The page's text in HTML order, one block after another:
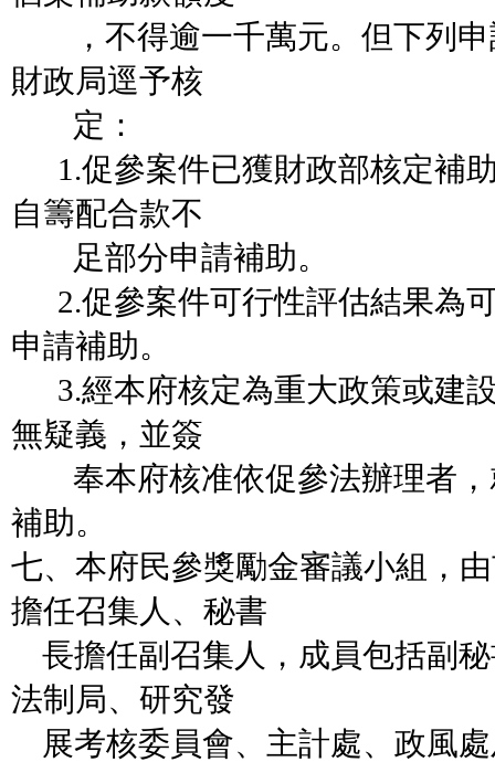
，不得逾一千萬元。但下列申
財政局逕予核
定：
1.促參案件已獲財政部核定補
自籌配合款不
足部分申請補助。
2.促參案件可行性評估結果為
申請補助。
3.經本府核定為重大政策或建
無疑義，並簽
奉本府核准依促參法辦理者，
補助。
七、本府民參獎勵金審議小組，
擔任召集人 、秘書
長擔任副召集人，成員包括副
法制局、研究發
展考核委員會、主計處、政風